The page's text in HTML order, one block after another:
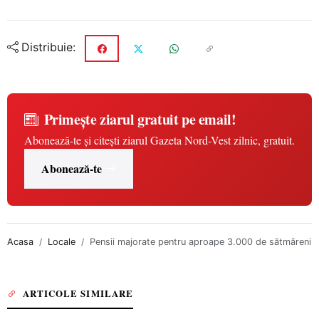
Distribuie:
Primește ziarul gratuit pe email!
Abonează-te și citești ziarul Gazeta Nord-Vest zilnic, gratuit.
Abonează-te
Acasa Locale Pensii majorate pentru aproape 3.000 de sătmăreni
ARTICOLE SIMILARE